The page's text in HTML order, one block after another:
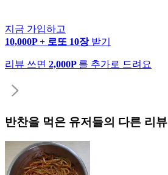
지금 가입하고
10,000P + 로또 10장 받기
리뷰 쓰면 2,000P 를 추가로 드려요
반찬을 먹은 유저들의 다른 리뷰